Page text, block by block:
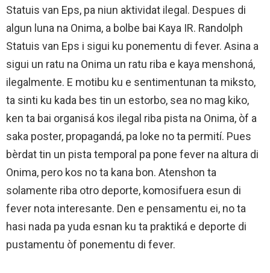
Statuis van Eps, pa niun aktividat ilegal. Despues di
algun luna na Onima, a bolbe bai Kaya IR. Randolph
Statuis van Eps i sigui ku ponementu di fever. Asina a
sigui un ratu na Onima un ratu riba e kaya menshoná,
ilegalmente. E motibu ku e sentimentunan ta miksto,
ta sinti ku kada bes tin un estorbo, sea no mag kiko,
ken ta bai organisá kos ilegal riba pista na Onima, òf a
saka poster, propagandá, pa loke no ta permití. Pues
bèrdat tin un pista temporal pa pone fever na altura di
Onima, pero kos no ta kana bon. Atenshon ta
solamente riba otro deporte, komosifuera esun di
fever nota interesante. Den e pensamentu ei, no ta
hasi nada pa yuda esnan ku ta praktiká e deporte di
pustamentu òf ponementu di fever.